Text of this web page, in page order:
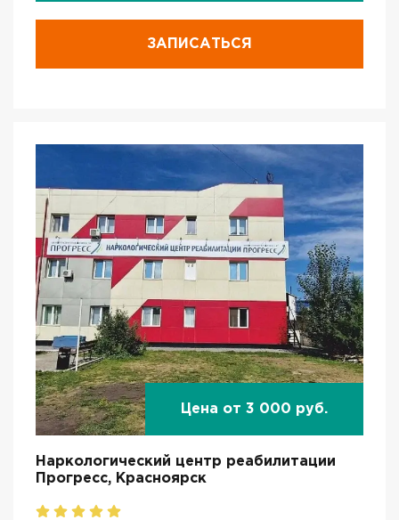
ЗАПИСАТЬСЯ
Цена от 3 000 руб.
Наркологический центр реабилитации
Прогресс, Красноярск